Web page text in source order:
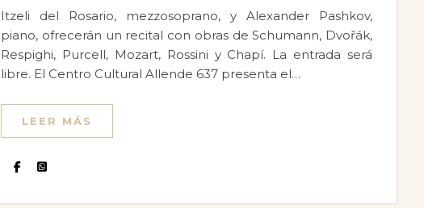
Itzeli del Rosario, mezzosoprano, y Alexander Pashkov,
piano, ofrecerán un recital con obras de Schumann, Dvořák,
Respighi, Purcell, Mozart, Rossini y Chapí. La entrada será
libre. El Centro Cultural Allende 637 presenta el…
LEER MÁS